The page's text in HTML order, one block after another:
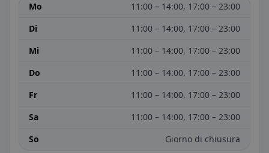
Mo
11:00 – 14:00, 17:00 – 23:00
Di
11:00 – 14:00, 17:00 – 23:00
Mi
11:00 – 14:00, 17:00 – 23:00
Do
11:00 – 14:00, 17:00 – 23:00
Fr
11:00 – 14:00, 17:00 – 23:00
Sa
11:00 – 14:00, 17:00 – 23:00
So
Giorno di chiusura